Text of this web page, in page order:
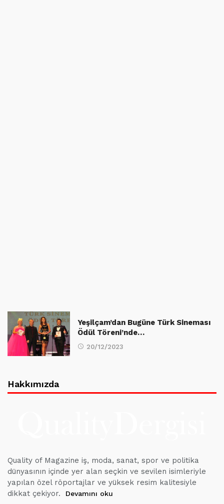
Yeşilçam’dan Bugüne Türk Sineması
Ödül Töreni’nde…
20/12/2023
Hakkımızda
Quality of Magazine iş, moda, sanat, spor ve politika
dünyasının içinde yer alan seçkin ve sevilen isimleriyle
yapılan özel röportajlar ve yüksek resim kalitesiyle
dikkat çekiyor.
Devamını oku